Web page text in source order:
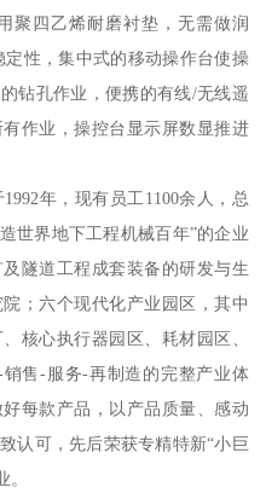
聚四乙烯耐磨衬垫，无需做润
性，集中式的移动操作台使操
钻孔作业，便携的有线/无线遥
作业，操控台显示屏数显推进
年，现有员工1100余人，总
世界地下工程机械百年”的企业
隧道工程成套装备的研发与生
；六个现代化产业园区，其中
核心执行器园区、耗材园区、
售-服务-再制造的完整产业体
每款产品，以产品质量、感动
认可，先后荣获专精特新“小巨